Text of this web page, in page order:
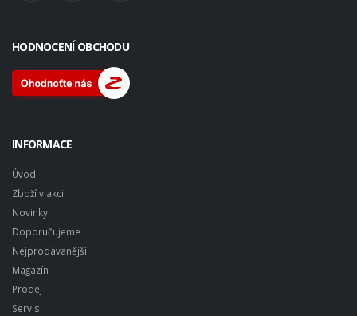
HODNOCENÍ OBCHODU
INFORMACE
Úvod
Zboží v akci
Novinky
Doporučujeme
Nejprodávanější
Magazín
Prodej
Servis